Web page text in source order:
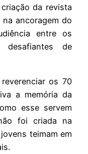
da revista
ancoragem do
entre os
de
os 70
a memória da
esse servem
foi criada na
teimam em